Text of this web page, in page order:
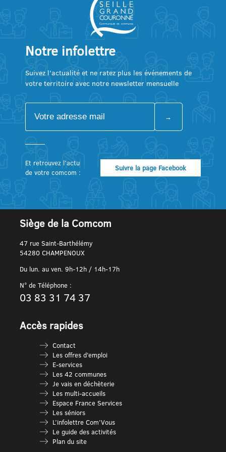
Notre infolettre
Suivez l’actualité et ne ratez plus les événements de
votre territoire avec notre newsletter mensuelle
Et retrouvez l’actu
de votre comcom :
Suivre la page Facebook
Siège de la Comcom
47 rue Saint-Barthélémy
54280 CHAMPENOUX
Du lun. au ven. 9h-12h / 14h-17h
N° de Téléphone :
03 83 31 74 37
Accès rapides
Contact
Les offres d’emploi
E-services
Les 42 communes
Je vais en déchèterie
Les multi-accueils
Espace France Services
Les séniors
L’infolettre Com’Vous
Le guide des activités
Plan du site